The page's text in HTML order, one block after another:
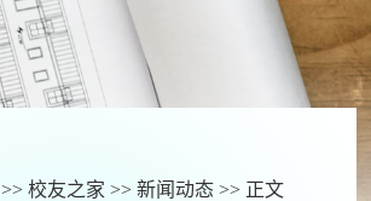
>> 校友之家 >> 新闻动态 >> 正文